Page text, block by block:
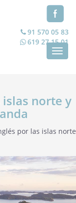
91 570 05 83
619 27 15 01
norte y
por las islas norte